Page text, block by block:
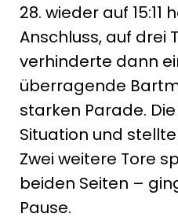
28. wieder auf 15:11
Anschluss, auf drei
verhinderte dann
überragende
starken Parade.
Situation und
Zwei weitere Tore
beiden Seiten –
Pause.